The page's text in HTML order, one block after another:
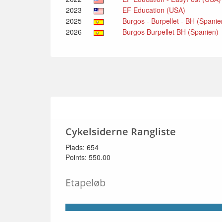
2023
EF Education (USA)
2025
Burgos - Burpellet - BH
2026
Burgos Burpellet BH (Spanien)
Cykelsiderne Rangliste
Plads: 654
Points: 550.00
Etapeløb